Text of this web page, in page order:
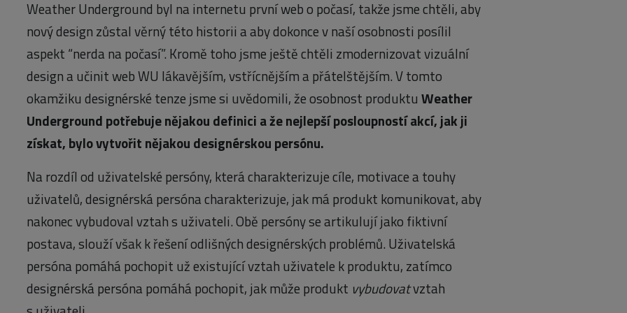
Weather Underground byl na internetu první web o počasí, takže jsme chtěli, aby
nový design zůstal věrný této historii a aby dokonce v naší osobnosti posílil
aspekt “nerda na počasí”. Kromě toho jsme ještě chtěli zmodernizovat vizuální
design a učinit web WU lákavějším, vstřícnějším a přátelštějším. V tomto
okamžiku designérské tenze jsme si uvědomili, že osobnost produktu Weather
Underground potřebuje nějakou definici a že nejlepší posloupností akcí, jak ji
získat, bylo vytvořit nějakou designérskou persónu.
Na rozdíl od uživatelské persóny, která charakterizuje cíle, motivace a touhy
uživatelů, designérská persóna charakterizuje, jak má produkt komunikovat, aby
nakonec vybudoval vztah s uživateli. Obě persóny se artikulují jako fiktivní
postava, slouží však k řešení odlišných designérských problémů. Uživatelská
persóna pomáhá pochopit už existující vztah uživatele k produktu, zatímco
designérská persóna pomáhá pochopit, jak může produkt vybudovatvztah